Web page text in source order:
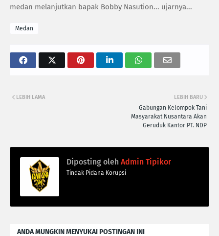
medan melanjutkan bapak Bobby Nasution... ujarnya...
Medan
LEBIH BARU
Gabungan Kelompok Tani
Masyarakat Nusantara Akan
Geruduk Kantor PT. NDP
LEBIH LAMA
Diposting oleh Admin Tipikor
Tindak Pidana Korupsi
ANDA MUNGKIN MENYUKAI POSTINGAN INI